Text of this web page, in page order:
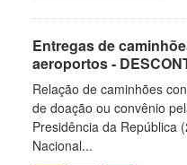
Entregas de
aeroportos -
Relação de caminhões
de doação ou convênio
Presidência da República
Nacional...